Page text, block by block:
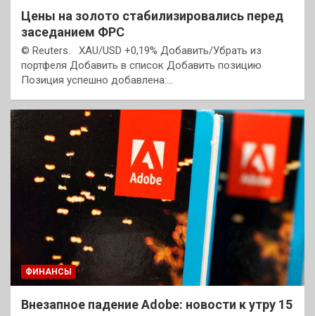
Цены на золото стабилизировались перед
заседанием ФРС
© Reuters. XAU/USD +0,19% Добавить/Убрать из
портфеля Добавить в список Добавить позицию
Позиция успешно добавлена:…
ФИНАНСЫ
Внезапное падение Adobe: новости к утру 15